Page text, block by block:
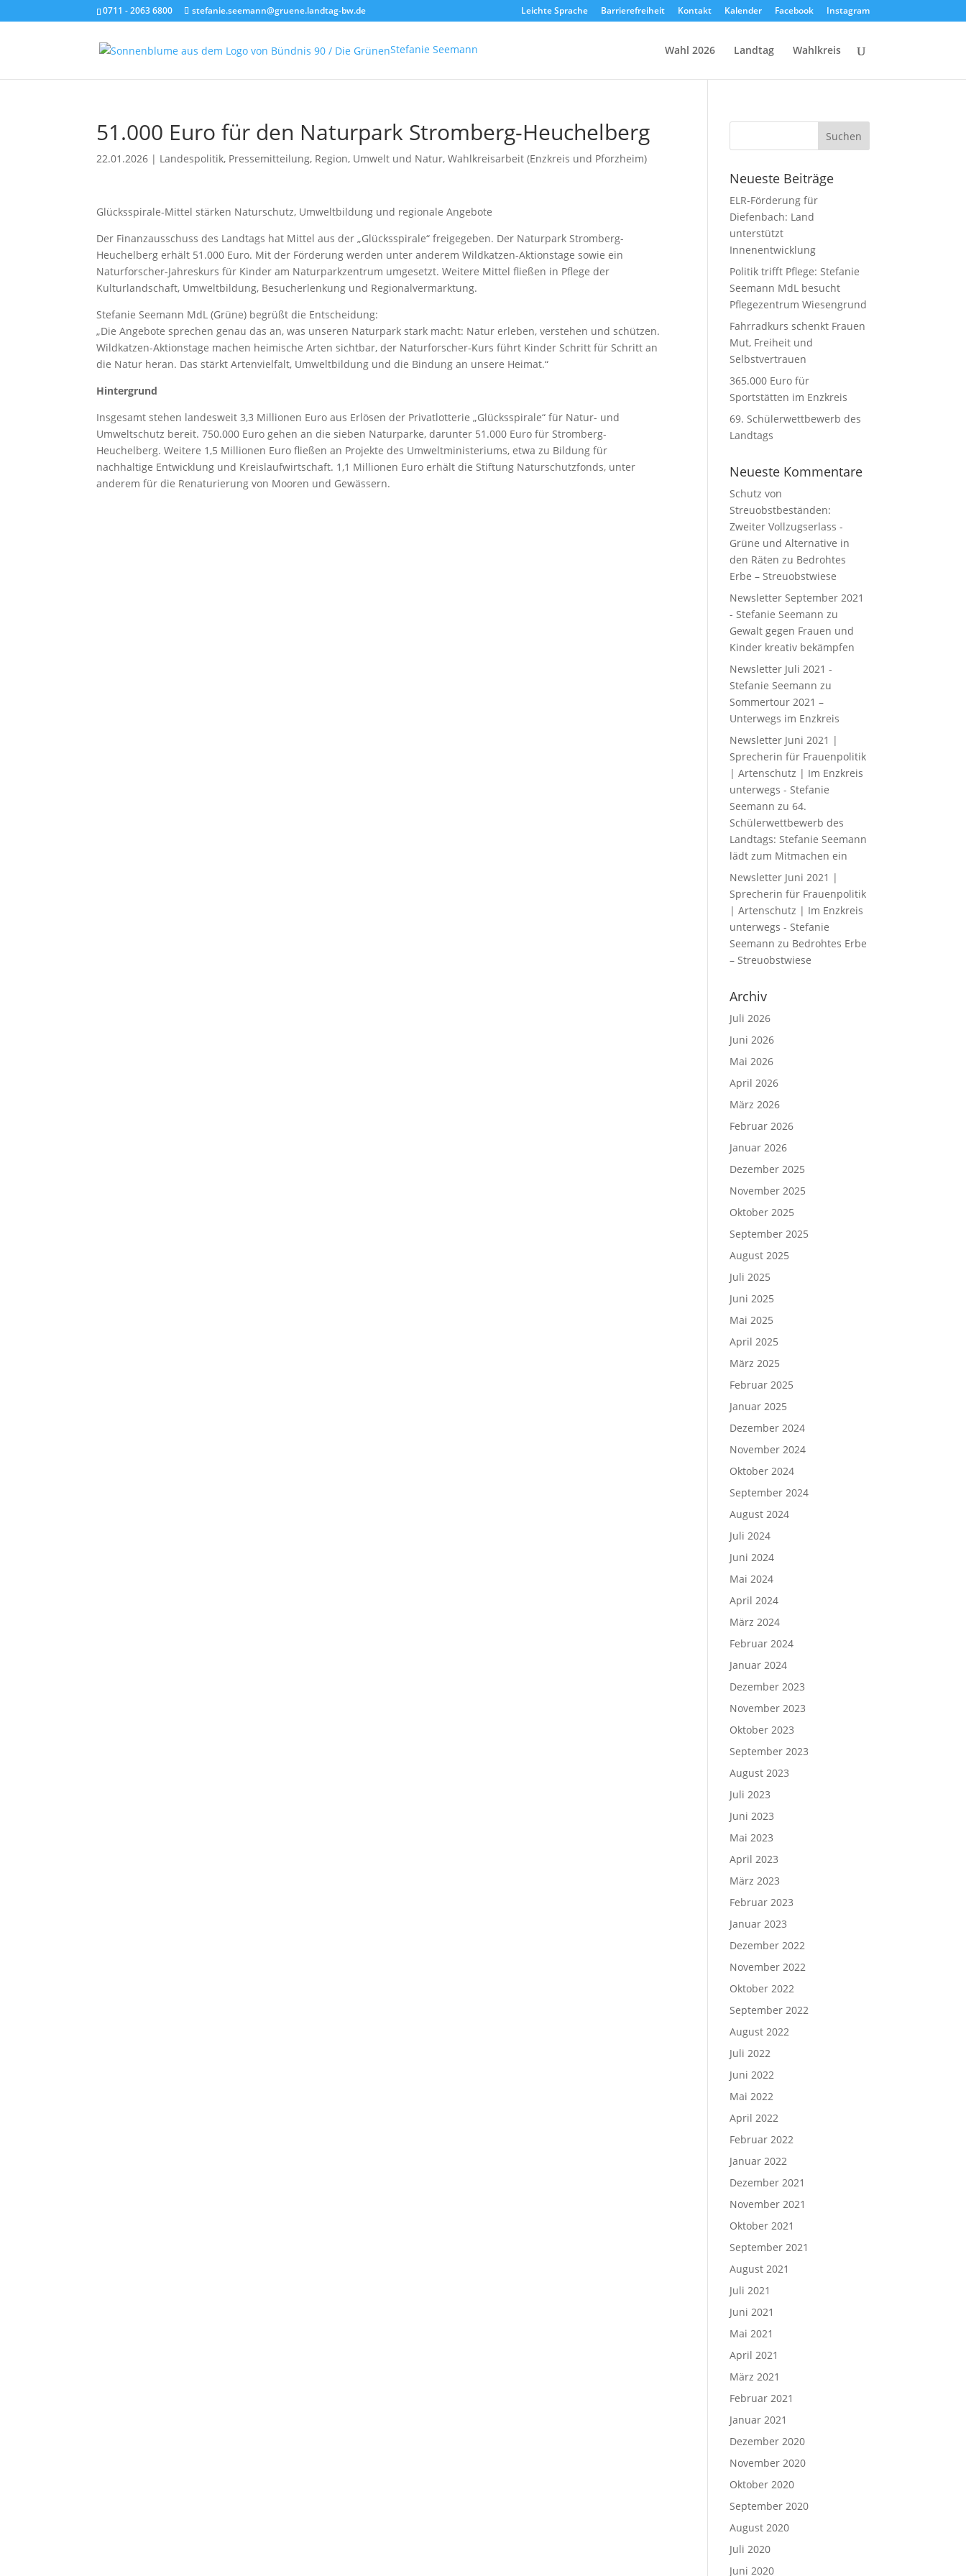
0711 - 2063 6800 stefanie.seemann@gruene.landtag-bw.de Leichte Sprache Barrierefreiheit Kontakt Kalender Facebook Instagram
Stefanie Seemann Wahl 2026 Landtag Wahlkreis
51.000 Euro für den Naturpark Stromberg-Heuchelberg
22.01.2026 | Landespolitik, Pressemitteilung, Region, Umwelt und Natur,Wahlkreisarbeit (Enzkreis und Pforzheim)
Glücksspirale-Mittel stärken Naturschutz, Umweltbildung und regionale Angebote
Der Finanzausschuss des Landtags hat Mittel aus der „Glücksspirale“ freigegeben. Der Naturpark Stromberg-
Heuchelberg erhält 51.000 Euro. Mit der Förderung werden unter anderem Wildkatzen-Aktionstage sowie ein
Naturforscher-Jahreskurs für Kinder am Naturparkzentrum umgesetzt. Weitere Mittel fließen in Pflege der
Kulturlandschaft, Umweltbildung, Besucherlenkung und Regionalvermarktung.
Stefanie Seemann MdL (Grüne) begrüßt die Entscheidung:
„Die Angebote sprechen genau das an, was unseren Naturpark stark macht: Natur erleben, verstehen und schützen.
Wildkatzen-Aktionstage machen heimische Arten sichtbar, der Naturforscher-Kurs führt Kinder Schritt für Schritt an
die Natur heran. Das stärkt Artenvielfalt, Umweltbildung und die Bindung an unsere Heimat.“
Hintergrund
Insgesamt stehen landesweit 3,3 Millionen Euro aus Erlösen der Privatlotterie „Glücksspirale“ für Natur- und
Umweltschutz bereit. 750.000 Euro gehen an die sieben Naturparke, darunter 51.000 Euro für Stromberg-
Heuchelberg. Weitere 1,5 Millionen Euro fließen an Projekte des Umweltministeriums, etwa zu Bildung für
nachhaltige Entwicklung und Kreislaufwirtschaft. 1,1 Millionen Euro erhält die Stiftung Naturschutzfonds, unter
anderem für die Renaturierung von Mooren und Gewässern.
Neueste Beiträge
ELR-Förderung für
Diefenbach: Land
unterstützt
Innenentwicklung
Politik trifft Pflege: Stefanie
Seemann MdL besucht
Pflegezentrum Wiesengrund
Fahrradkurs schenkt Frauen
Mut, Freiheit und
Selbstvertrauen
365.000 Euro für
Sportstätten im Enzkreis
69. Schülerwettbewerb des
Landtags
Neueste Kommentare
Schutz von
Streuobstbeständen:
Zweiter Vollzugserlass -
Grüne und Alternative in
den Räten zu Bedrohtes
Erbe – Streuobstwiese
Newsletter September 2021
- Stefanie Seemann zu
Gewalt gegen Frauen und
Kinder kreativ bekämpfen
Newsletter Juli 2021 -
Stefanie Seemann zu
Sommertour 2021 –
Unterwegs im Enzkreis
Newsletter Juni 2021 |
Sprecherin für Frauenpolitik
| Artenschutz | Im Enzkreis
unterwegs - Stefanie
Seemann zu64.
Schülerwettbewerb des
Landtags: Stefanie Seemann
lädt zum Mitmachen ein
Newsletter Juni 2021 |
Sprecherin für Frauenpolitik
| Artenschutz | Im Enzkreis
unterwegs - Stefanie
Seemann zu Bedrohtes Erbe
– Streuobstwiese
Archiv
Juli 2026
Juni 2026
Mai 2026
April 2026
März 2026
Februar 2026
Januar 2026
Dezember 2025
November 2025
Oktober 2025
September 2025
August 2025
Juli 2025
Juni 2025
Mai 2025
April 2025
März 2025
Februar 2025
Januar 2025
Dezember 2024
November 2024
Oktober 2024
September 2024
August 2024
Juli 2024
Juni 2024
Mai 2024
April 2024
März 2024
Februar 2024
Januar 2024
Dezember 2023
November 2023
Oktober 2023
September 2023
August 2023
Juli 2023
Juni 2023
Mai 2023
April 2023
März 2023
Februar 2023
Januar 2023
Dezember 2022
November 2022
Oktober 2022
September 2022
August 2022
Juli 2022
Juni 2022
Mai 2022
April 2022
Februar 2022
Januar 2022
Dezember 2021
November 2021
Oktober 2021
September 2021
August 2021
Juli 2021
Juni 2021
Mai 2021
April 2021
März 2021
Februar 2021
Januar 2021
Dezember 2020
November 2020
Oktober 2020
September 2020
August 2020
Juli 2020
Juni 2020